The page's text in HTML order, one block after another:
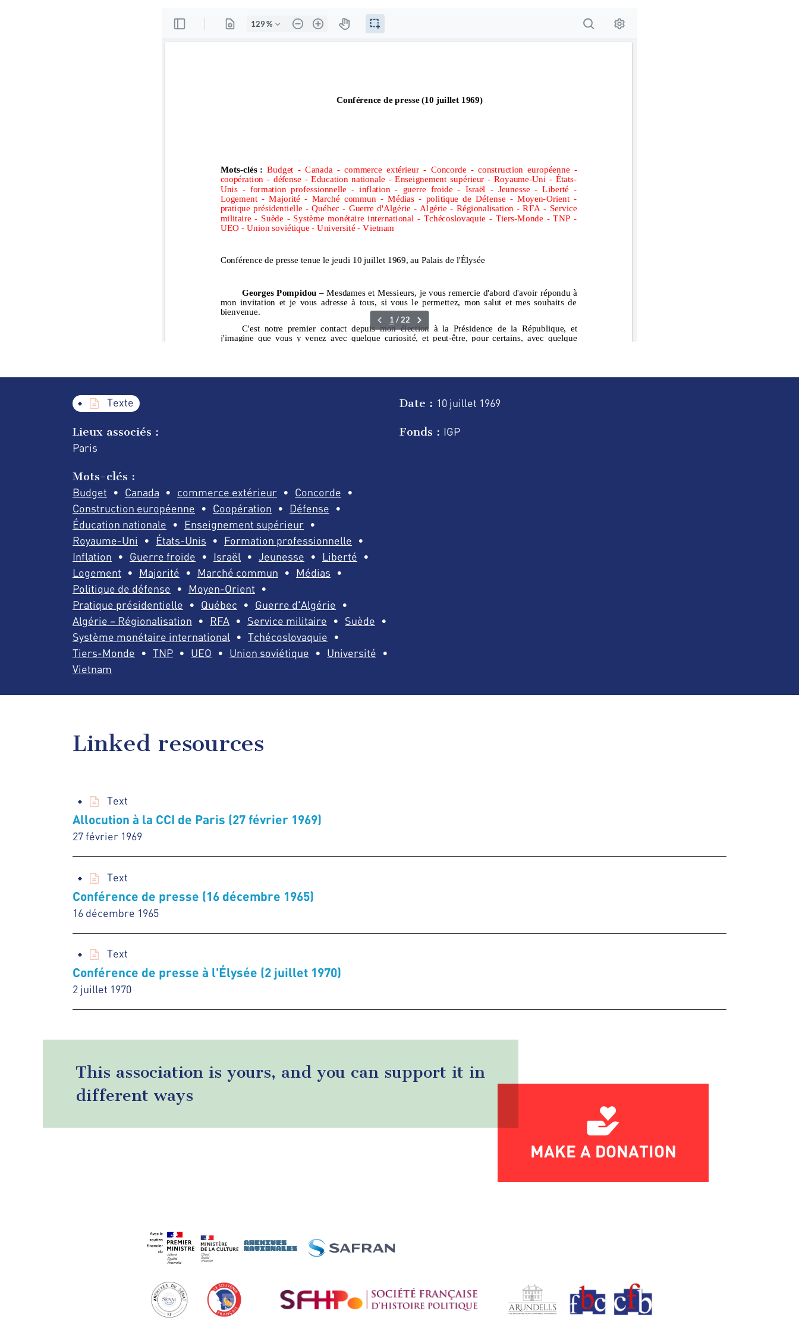
Texte
Lieux associés :
Paris
Mots-clés :
Budget Canada commerce extérieur
Concorde
Construction européenne
Coopération
Défense
Éducation nationale
Enseignement supérieur
Royaume-Uni
États-Unis
Formation professionnelle
Inflation
Guerre froide Israël Jeunesse
Liberté
Logement
Majorité Marché commun
Médias
Politique de défense
Moyen-Orient
Pratique présidentielle
Québec
Guerre d'Algérie
Algérie – Régionalisation
RFA Service militaire
Suède
Système monétaire international
Tchécoslovaquie
Tiers-Monde
TNP UEO Union soviétique
Université
Vietnam
Date : 10 juillet 1969
Fonds : IGP
Linked resources
Text
Allocution à la CCI de Paris (27 février 1969)
27 février 1969
Text
Conférence de presse (16 décembre 1965)
16 décembre 1965
Text
Conférence de presse à l'Élysée (2 juillet 1970)
2 juillet 1970
This association is yours, and you can support it in
different ways
MAKE A DONATION